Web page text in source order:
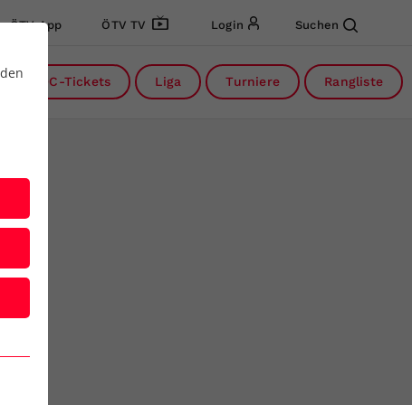
ÖTV App ÖTV TV Login Suchen
DC-Tickets Liga Turniere Rangliste